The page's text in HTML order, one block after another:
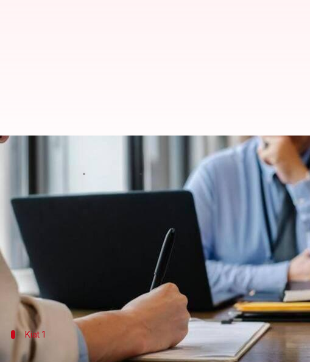
Inilah Cara Berpakaian Yang Tepat
Apa ceritanya
Dalam wawancara kerja, kesan pertama adalah kuncinya.
Pakaian Anda memainkan peran penting dalam
memproyeksikan profesionalisme, kepercayaan diri,
Panduan ini akan membimbing Anda dalam berpakaian
Kiat 1
Memahami Budaya Perusahaan